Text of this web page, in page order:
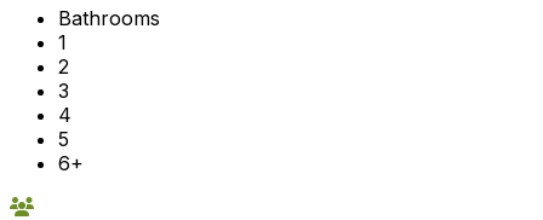
Bathrooms
1
2
3
4
5
6+